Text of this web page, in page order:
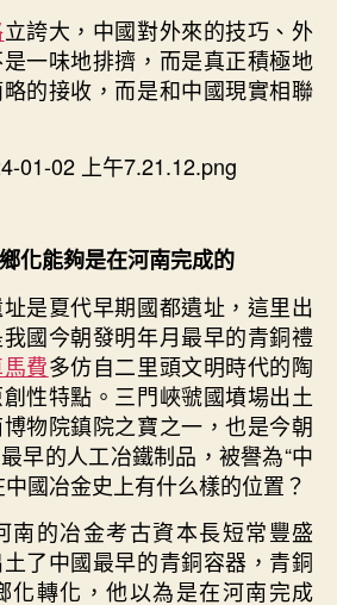
立誇大，中國對外來的技巧、外
一味地排擠，而是真正積極地
的接收，而是和中國現實相聯
能夠是在河南完成的
夏代早期國都遺址，這里出
國今朝發明年月最早的青銅禮
費多仿自二里頭文明時代的陶
性特點。三門峽虢國墳場出土
物院鎮院之寶之一，也是今朝
早的人工冶鐵制品，被譽為“中
國冶金史上有什么樣的位置？
的冶金考古資本長短常豐盛
了中國最早的青銅容器，青銅
化轉化，他以為是在河南完成